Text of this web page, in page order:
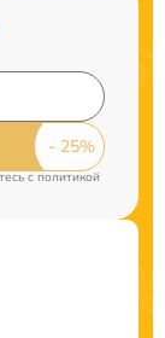
cполитикой